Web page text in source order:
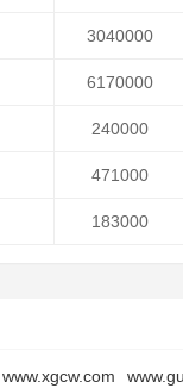
3040000
6170000
240000
471000
183000
www.xgcw.com